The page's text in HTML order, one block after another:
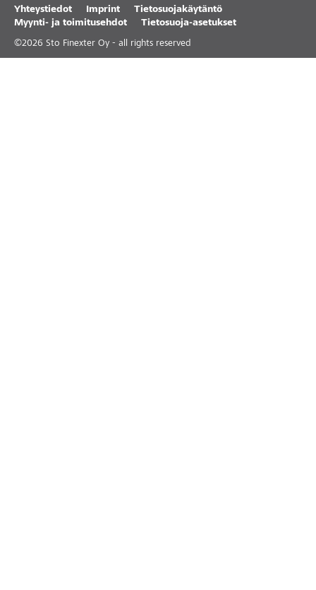
Yhteystiedot Imprint
Tietosuojakäytäntö
Myynti- ja toimitusehdot
Tietosuoja-asetukset
©2026 Sto Finexter Oy - all rights reserved